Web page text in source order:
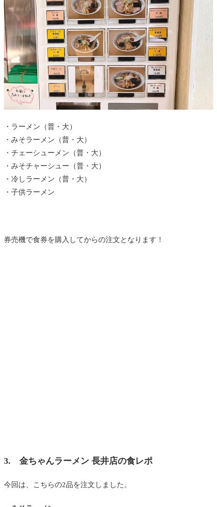
・ラーメン（普・大）
・みそラーメン（普・大）
・チェーシューメン（普・大）
・みそチャーシュー（普・大）
・冷しラーメン（普・大）
・子供ラーメン
券売機で食券を購入してからの注文となります！
3. 金ちゃんラーメン 長井店の食レポ
今回は、こちらの2品を注文しました。